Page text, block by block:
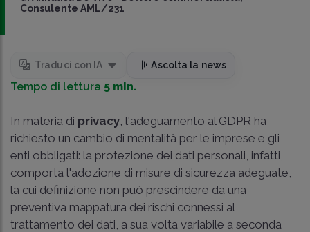
Consulente AML/231
Traduci con IA Ascolta la news
Tempo di lettura 5 min.
In materia di privacy , l'adeguamento al GDPR ha
richiesto un cambio di mentalità per le imprese e gli
enti obbligati: la protezione dei dati personali, infatti,
comporta l'adozione di misure di sicurezza adeguate,
la cui definizione non può prescindere da una
preventiva mappatura dei rischi connessi al
trattamento dei dati, a sua volta variabile a seconda